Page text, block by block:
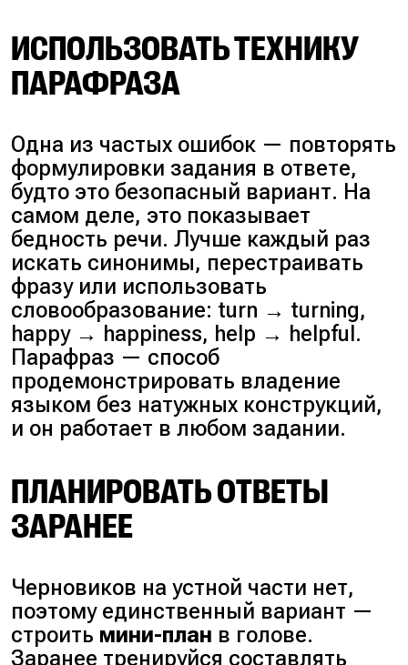
ИСПОЛЬЗОВАТЬ ТЕХНИКУ
ПАРАФРАЗА
Одна из частых ошибок — повторять
формулировки задания в ответе,
будто это безопасный вариант. На
самом деле, это показывает
бедность речи. Лучше каждый раз
искать синонимы, перестраивать
фразу или использовать
словообразование: turn → turning,
happy → happiness, help → helpful .
Парафраз — способ
продемонстрировать владение
языком без натужных конструкций,
и он работает в любом задании.
ПЛАНИРОВАТЬ ОТВЕТЫ
ЗАРАНЕЕ
Черновиков на устной части нет,
поэтому единственный вариант —
строить мини-план в голове.
Заранее тренируйся составлять